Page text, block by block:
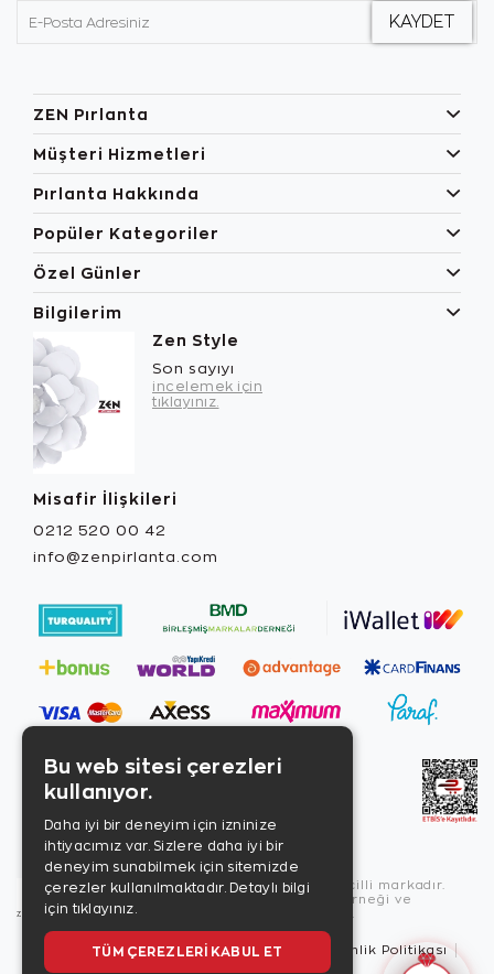
ZEN Pırlanta
Müşteri Hizmetleri
Pırlanta Hakkında
Popüler Kategoriler
Özel Günler
Bilgilerim
Zen Style
Son sayıyı
incelemek için
tıklayınız.
Misafir İlişkileri
0212 520 00 42
info@zenpirlanta.com
Copyright © 2026, Zen Diamond tescilli markadır.
Zen Diamond Birleşmiş Markalar Derneği ve
Turquality Destek Programı üyesidir.
Kullanım Şartları Gizlilik İlkeleri
Güvenlik Politikası
Çerez Politikası
Bu web sitesi çerezleri
kullanıyor.
Daha iyi bir deneyim için izninize
ihtiyacımız var. Sizlere daha iyi bir
deneyim sunabilmek için sitemizde
çerezler kullanılmaktadır. Detaylı bilgi
için tıklayınız.
TÜM ÇEREZLERI KABUL ET